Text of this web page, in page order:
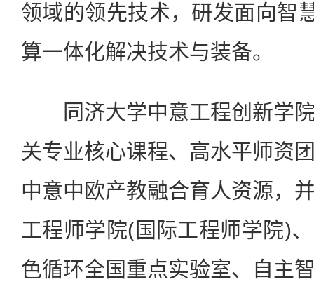
领域的领先技术，研发面向智
算一体化解决技术与装备。
同济大学中意工程创新学院
关专业核心课程、高水平师资
中意中欧产教融合育人资源，
工程师学院(国际工程师学院)
色循环全国重点实验室、自主